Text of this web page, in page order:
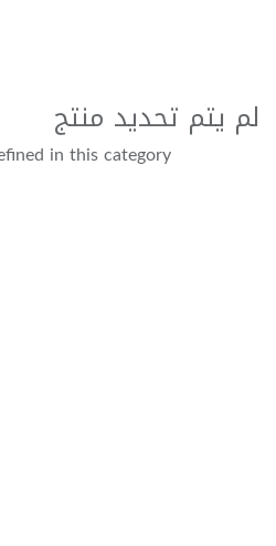
لم يتم تحديد منتج
in this category.